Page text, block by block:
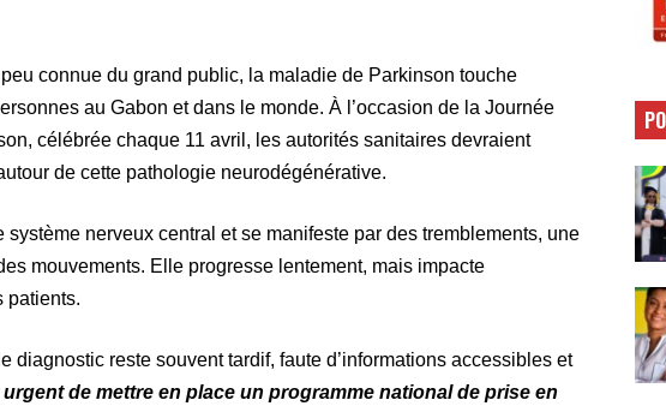
connue du grand public, la maladie de Parkinson touche
au Gabon et dans le monde. À l’occasion de la Journée
célébrée chaque 11 avril, les autorités sanitaires devraient
de cette pathologie neurodégénérative.
nerveux central et se manifeste par des tremblements, une
mouvements. Elle progresse lentement, mais impacte
patients.
diagnostic reste souvent tardif, faute d’informations accessibles et
urgent de mettre en place un programme national de prise en